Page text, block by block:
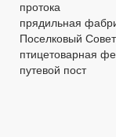
протока
прядильная
Поселковый Совет
птицетоварная
путевой пост